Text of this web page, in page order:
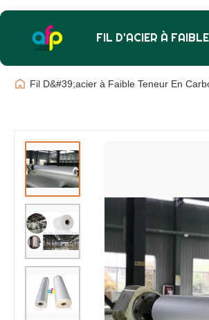
FIL D'ACIER À
Fil D&#39;acier à Faible Teneur En